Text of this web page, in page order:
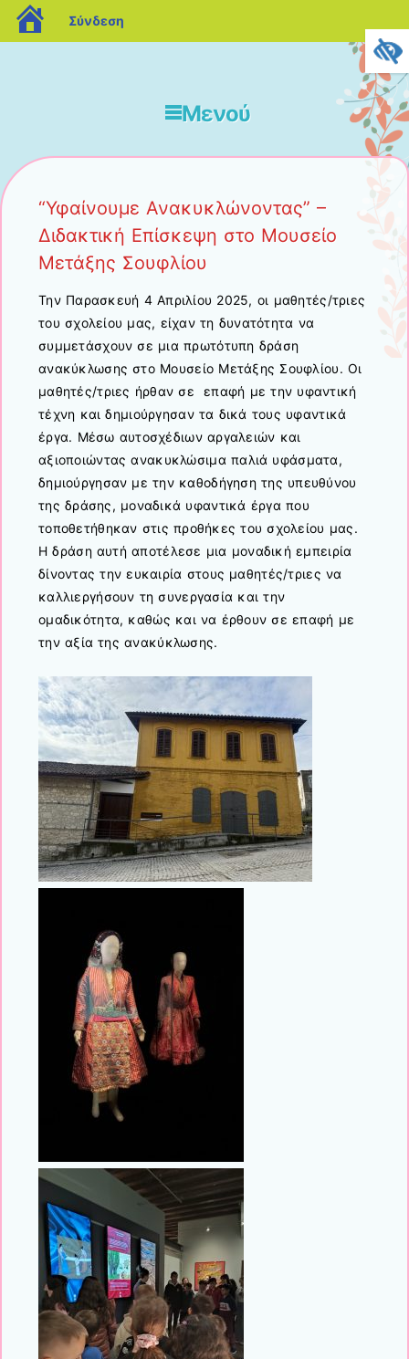
Μενού
“Υφαίνουμε Ανακυκλώνοντας” –
Διδακτική Επίσκεψη στο Μουσείο
Μετάξης Σουφλίου
Την Παρασκευή 4 Απριλίου 2025, οι μαθητές/τριες
του σχολείου μας, είχαν τη δυνατότητα να
συμμετάσχουν σε μια πρωτότυπη δράση
ανακύκλωσης στο Μουσείο Μετάξης Σουφλίου. Οι
μαθητές/τριες ήρθαν σε επαφή με την υφαντική
τέχνη και δημιούργησαν τα δικά τους υφαντικά
έργα. Μέσω αυτοσχέδιων αργαλειών και
αξιοποιώντας ανακυκλώσιμα παλιά υφάσματα,
δημιούργησαν με την καθοδήγηση της υπευθύνου
της δράσης, μοναδικά υφαντικά έργα που
τοποθετήθηκαν στις προθήκες του σχολείου μας.
Η δράση αυτή αποτέλεσε μια μοναδική εμπειρία
δίνοντας την ευκαιρία στους μαθητές/τριες να
καλλιεργήσουν τη συνεργασία και την
ομαδικότητα, καθώς και να έρθουν σε επαφή με
την αξία της ανακύκλωσης.
blogs.sch.gr
Σύνδεση